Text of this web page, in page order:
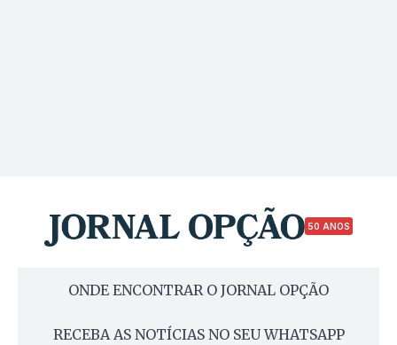
50 ANOS
ONDE ENCONTRAR O JORNAL OPÇÃO
RECEBA AS NOTÍCIAS NO SEU WHATSAPP